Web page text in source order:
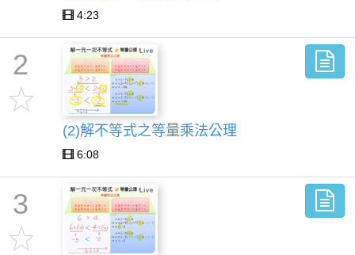
4:23
2
(2)解不等式之等量乘法公理
6:08
3